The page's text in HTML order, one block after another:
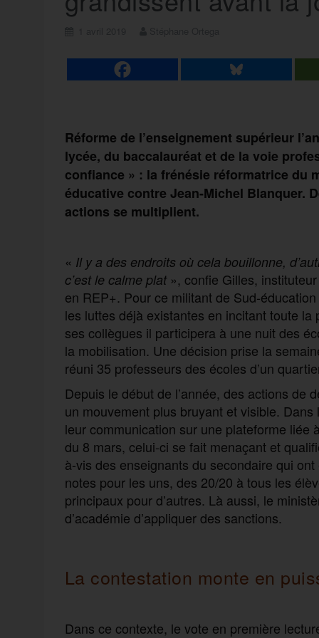
Réforme de l’enseignement supérieur
lycée, du baccalauréat et de la voie
confiance » : la frénésie réformatrice du
éducative contre Jean-Michel Blanquer.
actions se multiplient.
« Il y a des endroits où cela bouillonne,
c’est le calme plat», confie Gilles,
en REP+. Pour ce militant de Sud-
les luttes déjà existantes en incitant toute
ses collègues il participera à une nuit des
la mobilisation. Une décision prise la
réuni 35 professeurs des écoles d’un
Depuis le début de l’année, des actions de
un mouvement plus bruyant et visible.
leur communication sur une plateforme liée
du 8 mars, celui-ci se fait menaçant et
à-vis des enseignants du secondaire qui
notes pour les uns, des 20/20 à tous les
principaux pour d’autres. Là aussi, le
d’académie d’appliquer des sanctions.
La contestation monte en
Dans ce contexte, le vote en première